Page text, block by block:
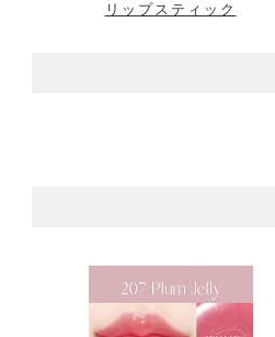
リップスティック